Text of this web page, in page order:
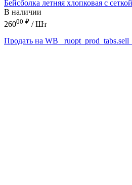
Бейсболка летняя хлопковая с сеткой
В наличии
26000 ₽ / Шт
Продать на WB